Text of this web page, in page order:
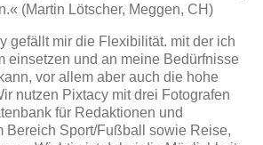
(Martin Lötscher, Meggen, CH)
gefällt mir die Flexibilität. mit der ich
einsetzen und an meine Bedürfnisse
vor allem aber auch die hohe
nutzen Pixtacy mit drei Fotografen
für Redaktionen und
Bereich Sport/Fußball sowie Reise,